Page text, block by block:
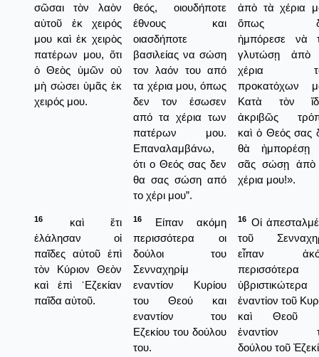
σῶσαι τὸν λαὸν
αὐτοῦ ἐκ χειρός
μου καὶ ἐκ χειρὸς
πατέρων μου, ὅτι
ὁ Θεὸς ὑμῶν οὐ
μὴ σώσει ὑμᾶς ἐκ
χειρός μου.
θεός, οιουδήποτε
έθνους και
οιασδήποτε
βασιλείας να σώση
τον λαόν του από
τα χέρια μου, όπως
δεν τον έσωσεν
από τα χέρια των
πατέρων μου.
Επαναλαμβάνω,
ότι ο Θεός σας δεν
θα σας σώση από
το χέρι μου”.
ἀπὸ τὰ χέρια
ὅπως
ἠμπόρεσε νὰ
γλυτώσῃ ἀπὸ
χέρια
προκατόχων
Κατὰ τὸν
ἀκριβῶς
καὶ ὁ Θεός σας
θὰ ἠμπορέσῃ
σᾶς σώσῃ ἀπὸ
χέρια μου!».
16
καὶ ἔτι
ἐλάλησαν οἱ
παῖδες αὐτοῦ ἐπὶ
τὸν Κύριον Θεὸν
καὶ ἐπὶ ᾿Εζεκίαν
παῖδα αὐτοῦ.
16
Είπαν ακόμη
περισσότερα οι
δούλοι του
Σενναχηρίμ
εναντίον Κυρίου
του Θεού και
εναντίον του
Εζεκίου του δούλου
του.
16 Οἱ
τοῦ
εἶπαν
περισσότερα
ὑβριστικώτερα
ἐναντίον τοῦ
καὶ Θεοῦ
ἐναντίον
δούλου τοῦ